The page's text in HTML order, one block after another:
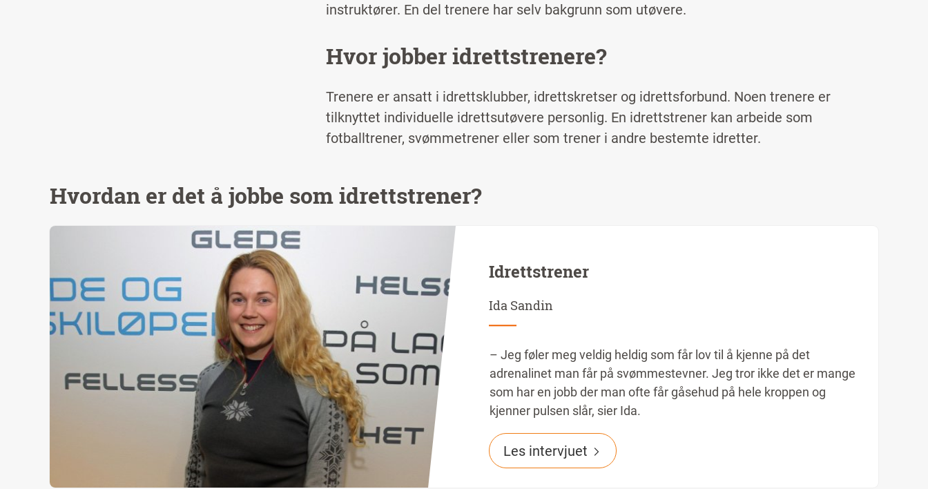
instruktører. En del trenere har selv bakgrunn som utøvere.
Hvor jobber idrettstrenere?
Trenere er ansatt i idrettsklubber, idrettskretser og idrettsforbund. Noen trenere er
tilknyttet individuelle idrettsutøvere personlig. En idrettstrener kan arbeide som
fotballtrener, svømmetrener eller som trener i andre bestemte idretter.
Hvordan er det å jobbe som idrettstrener?
Idrettstrener
Ida Sandin
– Jeg føler meg veldig heldig som får lov til å kjenne på det
adrenalinet man får på svømmestevner. Jeg tror ikke det er mange
som har en jobb der man ofte får gåsehud på hele kroppen og
kjenner pulsen slår, sier Ida.
Les intervjuet